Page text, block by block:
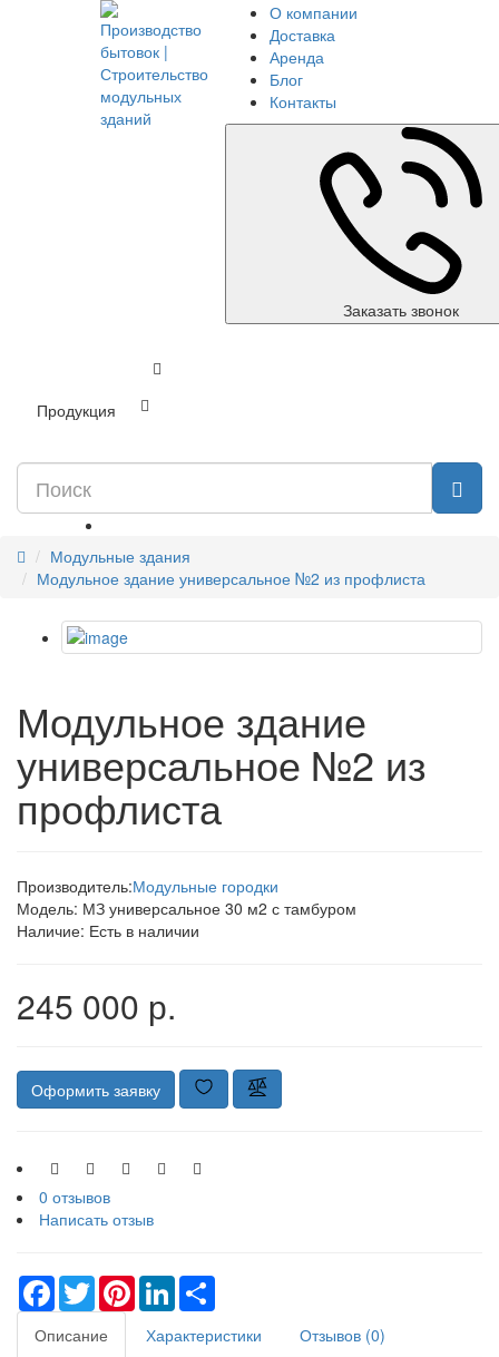
О компании
Доставка
Аренда
Блог
Контакты
Заказать звонок
Продукция
Модульные здания
Модульное здание универсальное №2 из профлиста
Модульное здание
универсальное №2 из
профлиста
Производитель:Модульные городки
Модель: МЗ универсальное 30 м2 с тамбуром
Наличие: Есть в наличии
245 000 р.
Оформить заявку
0 отзывов
Написать отзыв
Facebook
TwitterPinterestLinkedIn
Описание Характеристики
Отзывов (0)